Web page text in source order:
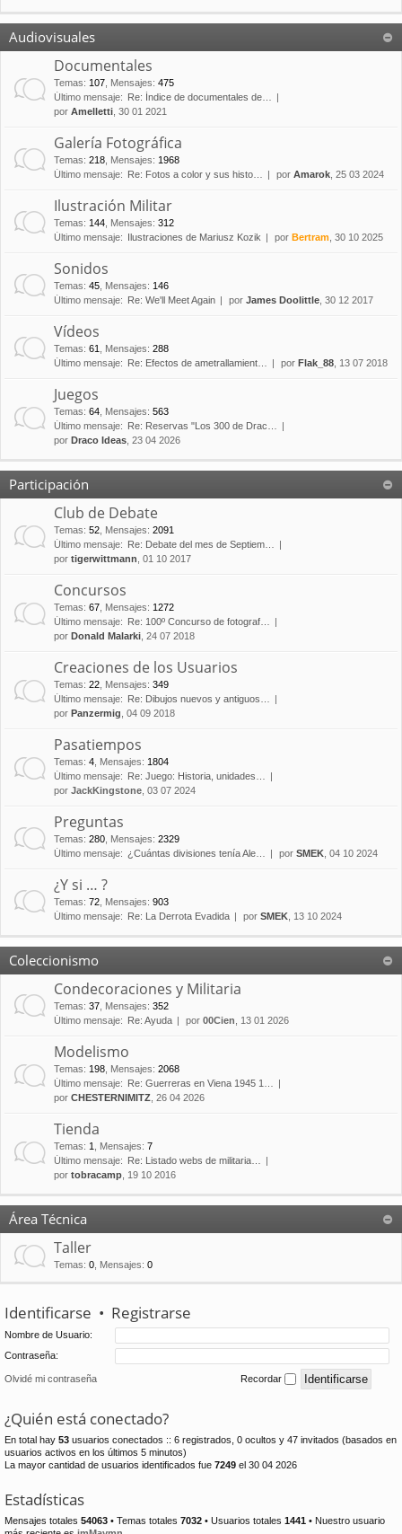
Audiovisuales
Documentales
Temas: 107 Mensajes: 475
Último mensaje:
Re: Índice de documentales de…
por Amelletti , 30 01 2021
Galería Fotográfica
Temas: 218 Mensajes: 1968
Último mensaje:
Re: Fotos a color y sus histo… por Amarok , 25 03 2024
Ilustración Militar
Temas: 144 Mensajes: 312
Último mensaje:
Ilustraciones de Mariusz Kozik por Bertram , 30 10 2025
Sonidos
Temas: 45 Mensajes: 146
Último mensaje:
Re: We'll Meet Again por James Doolittle , 30 12 2017
Vídeos
Temas: 61 Mensajes: 288
Último mensaje:
Re: Efectos de ametrallamient… por Flak_88 , 13 07 2018
Juegos
Temas: 64 Mensajes: 563
Último mensaje:
Re: Reservas "Los 300 de Drac…
por Draco Ideas , 23 04 2026
Participación
Club de Debate
Temas: 52 Mensajes: 2091
Último mensaje:
Re: Debate del mes de Septiem…
por tigerwittmann , 01 10 2017
Concursos
Temas: 67 Mensajes: 1272
Último mensaje:
Re: 100º Concurso de fotograf…
por Donald Malarki , 24 07 2018
Creaciones de los Usuarios
Temas: 22 Mensajes: 349
Último mensaje:
Re: Dibujos nuevos y antiguos…
por Panzermig , 04 09 2018
Pasatiempos
Temas: 4 Mensajes: 1804
Último mensaje:
Re: Juego: Historia, unidades…
por JackKingstone , 03 07 2024
Preguntas
Temas: 280 Mensajes: 2329
Último mensaje: ¿Cuántas divisiones tenía Ale… por SMEK , 04 10 2024
¿Y si … ?
Temas: 72 Mensajes: 903
Último mensaje:
Re: La Derrota Evadida por SMEK , 13 10 2024
Coleccionismo
Condecoraciones y Militaria
Temas: 37 Mensajes: 352
Último mensaje:
Re: Ayuda por 00Cien , 13 01 2026
Modelismo
Temas: 198 Mensajes: 2068
Último mensaje:
Re: Guerreras en Viena 1945 1…
por CHESTERNIMITZ , 26 04 2026
Tienda
Temas: 1 Mensajes: 7
Último mensaje:
Re: Listado webs de militaria…
por tobracamp , 19 10 2016
Área Técnica
Taller
Temas: 0 Mensajes: 0
Identificarse • Registrarse
Nombre de Usuario:
Contraseña:
Olvidé mi contraseña Recordar
¿Quién está conectado?
En total hay 53 usuarios conectados :: 6 registrados, 0 ocultos y 47 invitados (basados en
usuarios activos en los últimos 5 minutos)
La mayor cantidad de usuarios identificados fue 7249 el 30 04 2026
Estadísticas
Mensajes totales 54063 • Temas totales 7032 • Usuarios totales 1441 • Nuestro usuario